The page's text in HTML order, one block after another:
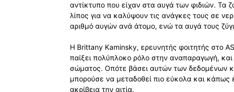
αντίκτυπο που είχαν στα αυγά των φιδιών.
λίπος για να καλύψουν τις ανάγκες τους σε
αριθμό αυγών ανά άτομο, ενώ τα αυγά τους
Η Brittany Kaminsky, ερευνητής φοιτητής στο
παίξει πολύπλοκο ρόλο στην αναπαραγωγή,
σώματος. Οπότε βάσει αυτών των δεδομένων
μπορούσε να μεταδοθεί πιο εύκολα και
ακρίβεια την αιτία.